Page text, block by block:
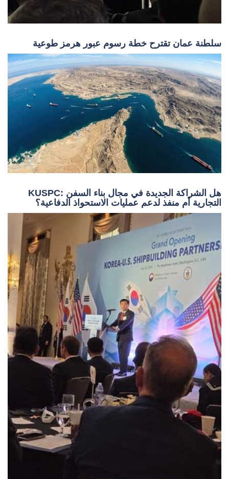
سلطنة عمان تقترح خطة رسوم عبور هرمز طوعية
KUSPC: هل الشراكة الجديدة في مجال بناء السفن
التجارية أم منفذ لدعم عمليات الاستحواذ الدفاعية؟